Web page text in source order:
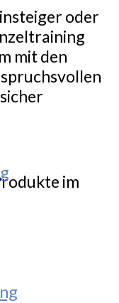
im
oder
mit den